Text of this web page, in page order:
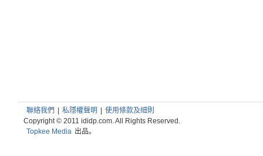
聯絡我們 私隱權聲明
使用條款及細則
Copyright © 2011 ididp.com. All Rights Reserved.
Topkee Media 出品。